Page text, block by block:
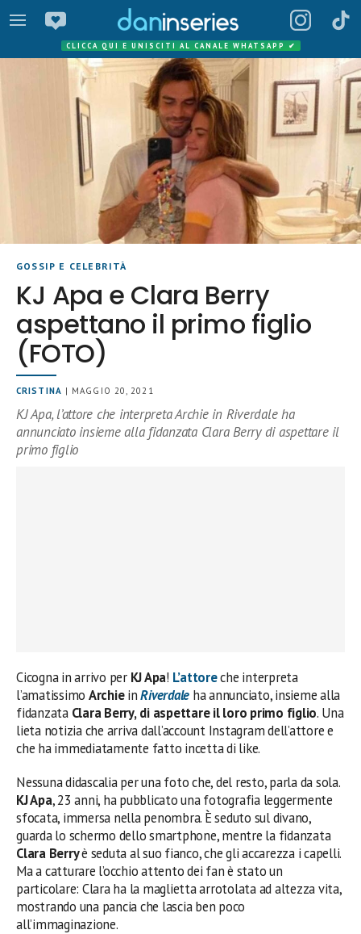
CLICCA QUI E UNISCITI AL CANALE WHATSAPP ✔
GOSSIP E CELEBRITÀ
KJ Apa e Clara Berry
aspettano il primo figlio
(FOTO)
CRISTINA | MAGGIO 20, 2021
KJ Apa, l’attore che interpreta Archie in Riverdale ha
annunciato insieme alla fidanzata Clara Berry di aspettare il
primo figlio
Cicogna in arrivo per KJ Apa! L’attoreche interpreta
l’amatissimo ArchieinRiverdale ha annunciato, insieme alla
fidanzata Clara Berry, di aspettare il loro primo figlio. Una
lieta notizia che arriva dall’account Instagram dell’attore e
che ha immediatamente fatto incetta di like.
Nessuna didascalia per una foto che, del resto, parla da sola.
KJ Apa, 23 anni, ha pubblicato una fotografia leggermente
sfocata, immersa nella penombra. È seduto sul divano,
guarda lo schermo dello smartphone, mentre la fidanzata
Clara Berryè seduta al suo fianco, che gli accarezza i capelli.
Ma a catturare l’occhio attento dei fan è stato un
particolare: Clara ha la maglietta arrotolata ad altezza vita,
mostrando una pancia che lascia ben poco
all’immaginazione.